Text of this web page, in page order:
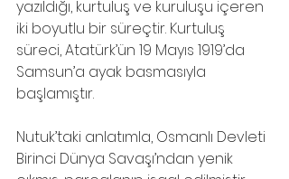
yazıldığı, kurtuluş ve kuruluşu içeren
iki boyutlu bir süreçtir. Kurtuluş
süreci, Atatürk’ün 19 Mayıs 1919’da
Samsun’a ayak basmasıyla
başlamıştır.
Nutuk’taki anlatımla, Osmanlı Devleti
Birinci Dünya Savaşı’ndan yenik